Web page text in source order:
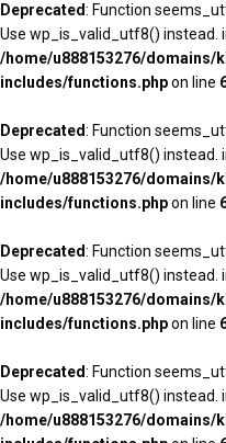
Deprecated: Function
Use wp_is_valid_utf8() instead.
/home/u888153276/domains/
includes/functions.phpon line
Deprecated: Function
Use wp_is_valid_utf8() instead.
/home/u888153276/domains/
includes/functions.phpon line
Deprecated: Function
Use wp_is_valid_utf8() instead.
/home/u888153276/domains/
includes/functions.phpon line
Deprecated: Function
Use wp_is_valid_utf8() instead.
/home/u888153276/domains/